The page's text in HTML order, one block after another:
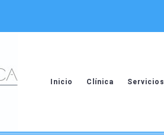
Inicio Clínica Servicios